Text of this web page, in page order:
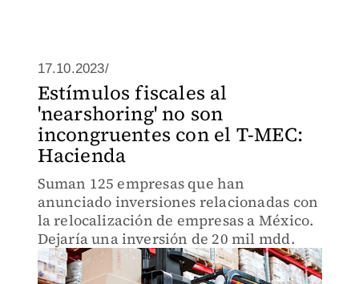
17.10.2023/
Estímulos fiscales al
'nearshoring' no son
incongruentes con el T-MEC:
Hacienda
Suman 125 empresas que han
anunciado inversiones relacionadas con
la relocalización de empresas a México.
Dejaría una inversión de 20 mil mdd.